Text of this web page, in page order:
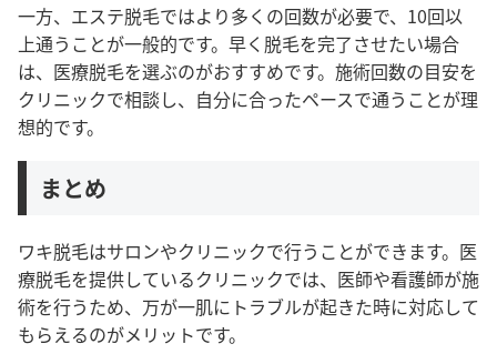
一方、エステ脱毛ではより多くの回数が必要で、10回以
上通うことが一般的です。早く脱毛を完了させたい場合
は、医療脱毛を選ぶのがおすすめです。施術回数の目安を
クリニックで相談し、自分に合ったペースで通うことが理
想的です。
まとめ
ワキ脱毛はサロンやクリニックで行うことができます。医
療脱毛を提供しているクリニックでは、医師や看護師が施
術を行うため、万が一肌にトラブルが起きた時に対応して
もらえるのがメリットです。